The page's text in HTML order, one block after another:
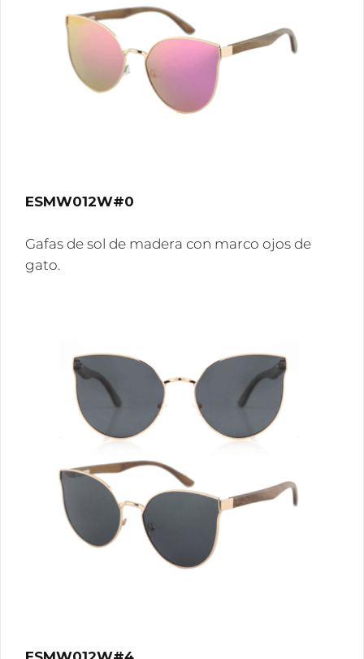
ESMW012W#0
Gafas de sol de madera con marco ojos de
gato.